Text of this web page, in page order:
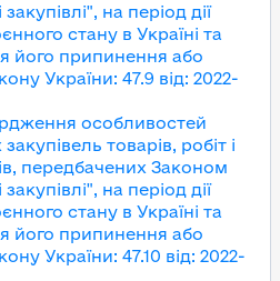
на період дії
стану в Україні та
його припинення або
України: 47.9 від: 2022-
особливостей
товарів, робіт і
передбачених Законом
на період дії
стану в Україні та
його припинення або
України: 47.10 від: 2022-